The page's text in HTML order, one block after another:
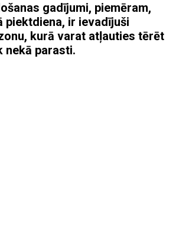
gadījumi, piemēram,
piektdiena, ir ievadījuši
kurā varat atļauties tērēt
nekā parasti.